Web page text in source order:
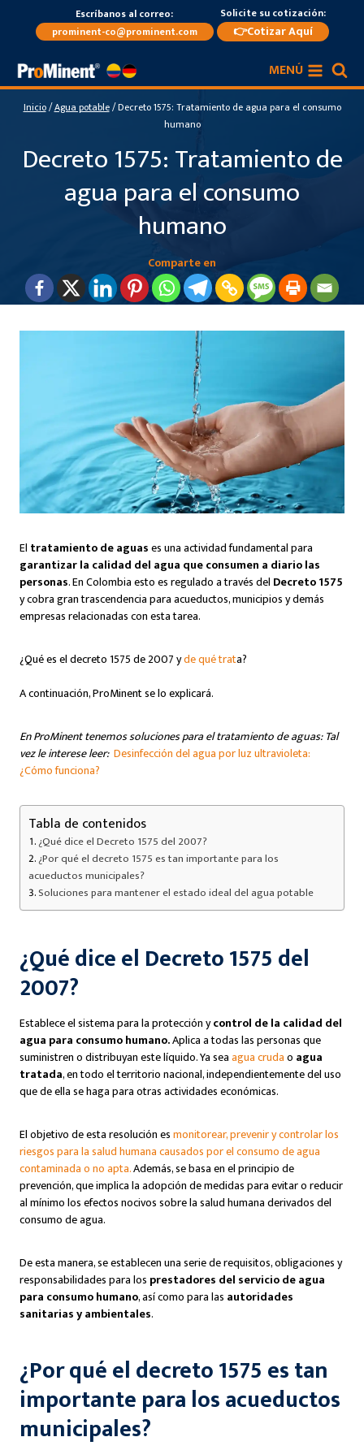
contenido
Escríbanos al correo:
prominent-co@prominent.com
Solicite su cotización:
👉Cotizar Aquí
MENÚ
Inicio/Agua potable/Decreto 1575: Tratamiento de agua para el consumo
humano
Decreto 1575: Tratamiento de
agua para el consumo
humano
Comparte en
El tratamiento de aguases una actividad fundamental para
garantizar la calidad del agua que consumen a diario las
personas. En Colombia esto es regulado a través del Decreto 1575
y cobra gran trascendencia para acueductos, municipios y demás
empresas relacionadas con esta tarea.
¿Qué es el decreto 1575 de 2007 yde qué trata?
A continuación, ProMinent se lo explicará.
En ProMinent tenemos soluciones para el tratamiento de aguas: Tal
vez le interese leer: Desinfección del agua por luz ultravioleta:
¿Cómo funciona?
Tabla de contenidos
¿Qué dice el Decreto 1575 del 2007?
¿Por qué el decreto 1575 es tan importante para los
acueductos municipales?
Soluciones para mantener el estado ideal del agua potable
¿Qué dice el Decreto 1575 del
2007?
Establece el sistema para la protección ycontrol de la calidad del
agua para consumo humano.Aplica a todas las personas que
suministren o distribuyan este líquido. Ya seaagua crudao agua
tratada, en todo el territorio nacional, independientemente del uso
que de ella se haga para otras actividades económicas.
El objetivo de esta resolución esmonitorear, prevenir y controlar los
riesgos para la salud humana causados por el consumo de agua
contaminada o no apta.Además, se basa en el principio de
prevención, que implica la adopción de medidas para evitar o reducir
al mínimo los efectos nocivos sobre la salud humana derivados del
consumo de agua.
De esta manera, se establecen una serie de requisitos, obligaciones y
responsabilidades para los prestadores del servicio de agua
para consumo humano, así como para las autoridades
sanitarias y ambientales.
¿Por qué el decreto 1575 es tan
importante para los acueductos
municipales?